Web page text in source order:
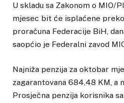
U skladu sa Zakonom o MIO/
mjesec bit će isplaćene
proračuna Federacije BiH,
saopćio je Federalni zavod
Najniža penzija za oktobar
zagarantovana 684,48 KM, a
Prosječna penzija korisnika